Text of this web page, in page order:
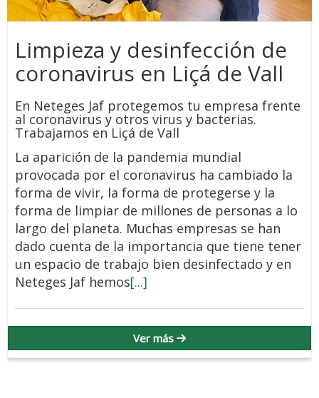
Limpieza y desinfección de
coronavirus en Liçá de Vall
En Neteges Jaf protegemos tu empresa frente
al coronavirus y otros virus y bacterias.
Trabajamos en Liçá de Vall
La aparición de la pandemia mundial
provocada por el coronavirus ha cambiado la
forma de vivir, la forma de protegerse y la
forma de limpiar de millones de personas a lo
largo del planeta. Muchas empresas se han
dado cuenta de la importancia que tiene tener
un espacio de trabajo bien desinfectado y en
Neteges Jaf hemos[...]
Ver más